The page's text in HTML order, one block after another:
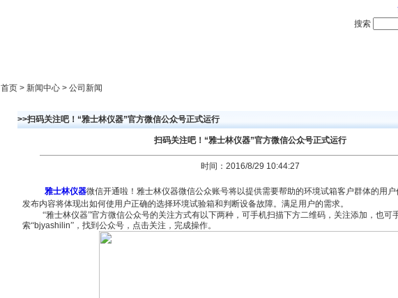
搜索
首页 > 新闻中心 > 公司新闻
>>扫码关注吧！“雅士林仪器”官方微信公众号正式运行
扫码关注吧！“雅士林仪器”官方微信公众号正式运行
时间：2016/8/29 10:44:27
雅士林仪器微信开通啦！雅士林仪器微信公众账号将以提供需要帮助的环境试箱客户群体的用户
发布内容将体现出如何使用户正确的选择环境试验箱和判断设备故障。满足用户的需求。
“雅士林仪器”官方微信公众号的关注方式有以下两种，可手机扫描下方二维码，关注添加，也可
索“bjyashilin”，找到公众号，点击关注，完成操作。